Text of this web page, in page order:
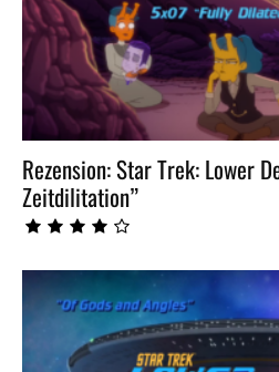
Rezension: Star Trek: Lower
Zeitdilitation”